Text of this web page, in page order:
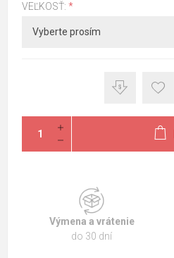
VEĽKOSŤ: *
Výmena a vrátenie
do 30 dní